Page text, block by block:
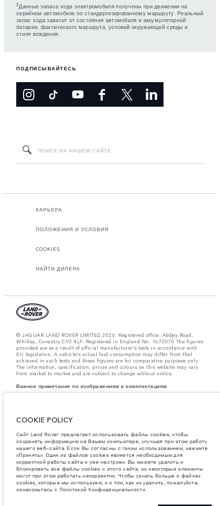
‡Данные запаса хода электромобиля получены при движении на
серийном автомобиле по стандартизированному маршруту. Реальный
запас хода зависит от состояния автомобиля и аккумуляторной
батареи, фактического маршрута, условий окружающей среды и
стиля вождения.
ПОДПИСЫВАЙТЕСЬ
КАРЬЕРА
ПОЛОЖЕНИЯ И УСЛОВИЯ
COOKIES
НАЙТИ ДИЛЕРА
© JAGUAR LAND ROVER LIMITED 2026: Registered office: Abbey Road,
Whitley, Coventry CV3 4LF. Registered in England No: 1672070 The figures
provided are as a result of official manufacturer's tests in accordance with
EU legislation. A vehicle's actual fuel consumption may differ from that
achieved in such tests and these figures are for comparative purposes only.
The information, specification, prices and colours on this website may vary
from market to market and are subject to change without notice.
Важное примечание по изображениям и комплектациям.
Следите, чтобы полная разрешенная масса автомобиля и
максимальные нагрузки на оси не были превышены, когда к массе
самого автомобиля добавляется совокупный вес установленных
аксессуаров, пассажиров, рабочих жидкостей, топлива, а также
полезная нагрузка.
Компания Jaguar Land Rover Limited стремится постоянно
совершенствовать характеристики, дизайн и производство своих
автомобилей, а также их запасных частей и аксессуаров. Мы
оставляем за собой право вносить изменения без предварительного
уведомления. В зависимости от модельного года, определенное
оборудование может быть как стандартным, так и опциональным.
COOKIE POLICY
Сайт Land Rover предлагает использовать файлы cookies, чтобы
сохранять информацию на Вашем компьютере, улучшая при этом работу
нашего веб-сайта. Если Вы согласны с таким использованием, нажмите
«Принять». Один из файлов cookies является необходимым для
корректной работы сайта и уже настроен. Вы можете удалить и
блокировать все файлы cookies с этого сайта, но некоторые элементы
могут при этом работать некорректно. Чтобы узнать больше о файлах
cookies, которые мы используем, и о том, как их удалить, пожалуйста,
ознакомьтесь с Политикой Конфиденциальности.